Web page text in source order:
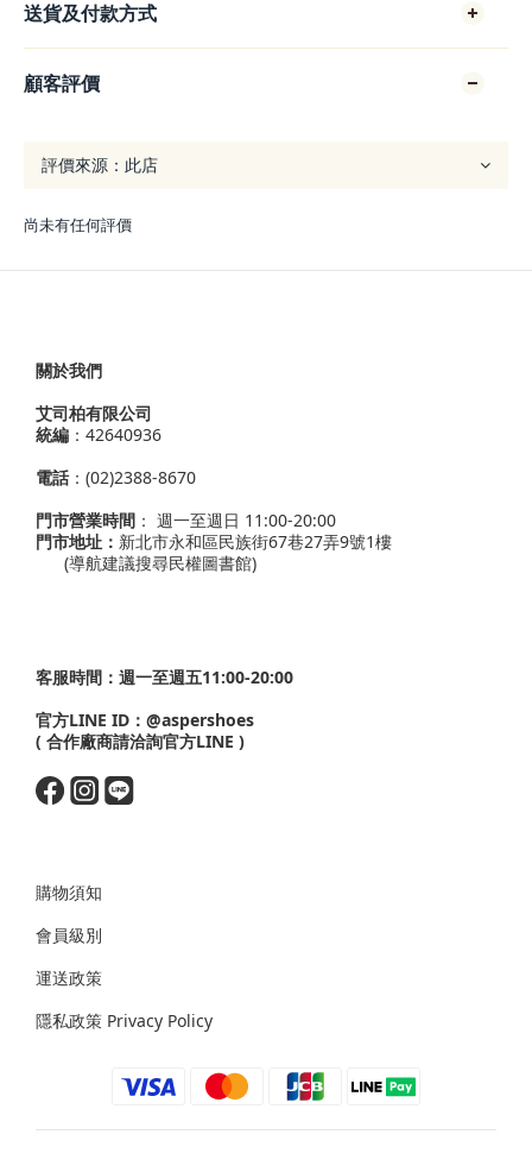
送貨及付款方式
顧客評價
尚未有任何評價
關於我們
艾司柏有限公司
統編 ：42640936
電話：(02)2388-8670
門市營業時間 ： 週一至週日 11:00-20:00
門市地址： 新北市永和區民族街67巷27弄9號1樓
(導航建議搜尋民權圖書館)
客服時間：週一至週五11:00-20:00
官方LINE ID： @aspershoes
( 合作廠商請洽詢官方LINE )
購物須知
會員級別
運送政策
隱私政策 Privacy Policy